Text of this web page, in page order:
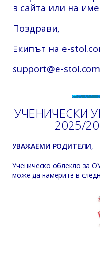
в сайта или на
Поздрави,
Екипът на e-
support@e-stol.com
УЧЕНИЧЕСКИ
2025/
УВАЖАЕМИ РОДИТЕЛИ,
Ученическо облекло за
може да намерите в